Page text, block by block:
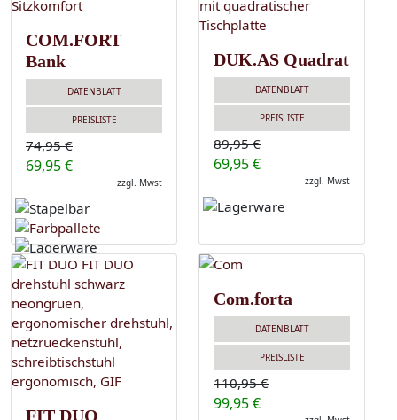
COM.FORT
Bank
DATENBLATT
PREISLISTE
74,95 €
69,95 €
zzgl. Mwst
DUK.AS Quadrat
DATENBLATT
PREISLISTE
89,95 €
69,95 €
zzgl. Mwst
FIT DUO
Com.forta
DATENBLATT
PREISLISTE
110,95 €
99,95 €